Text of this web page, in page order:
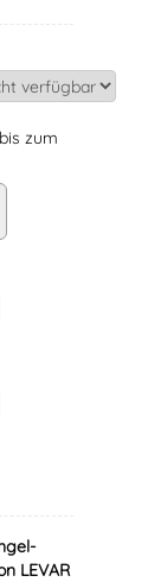
zum
LEVAR